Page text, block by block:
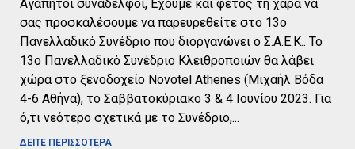
Αγαπητοί συνάδελφοι, Έχουμε και φέτος τη χαρά να
σας προσκαλέσουμε να παρευρεθείτε στο 13ο
Πανελλαδικό Συνέδριο που διοργανώνει ο Σ.Α.Ε.Κ.. Το
13ο Πανελλαδικό Συνέδριο Κλειθροποιών θα λάβει
χώρα στο ξενοδοχείο Novotel Athenes (Μιχαήλ Βόδα
4-6 Αθήνα), το Σαββατοκύριακο 3 & 4 Ιουνίου 2023. Για
ό,τι νεότερο σχετικά με το Συνέδριο,
ΔΕΙΤΕ ΠΕΡΙΣΣΟΤΕΡΑ